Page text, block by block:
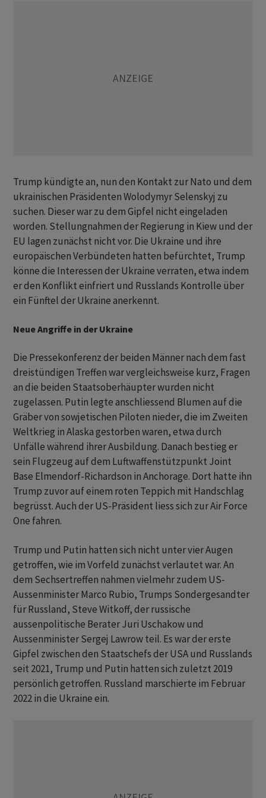
Trump kündigte an, nun den Kontakt zur Nato und dem
ukrainischen Präsidenten Wolodymyr Selenskyj zu
suchen. Dieser war zu dem Gipfel nicht eingeladen
worden. Stellungnahmen der Regierung in Kiew und der
EU lagen zunächst nicht vor. Die Ukraine und ihre
europäischen Verbündeten hatten befürchtet, Trump
könne die Interessen der Ukraine verraten, etwa indem
er den Konflikt einfriert und Russlands Kontrolle über
ein Fünftel der Ukraine anerkennt.
Neue Angriffe in der Ukraine
Die Pressekonferenz der beiden Männer nach dem fast
dreistündigen Treffen war vergleichsweise kurz, Fragen
an die beiden Staatsoberhäupter wurden nicht
zugelassen. Putin legte anschliessend Blumen auf die
Gräber von sowjetischen Piloten nieder, die im Zweiten
Weltkrieg in Alaska gestorben waren, etwa durch
Unfälle während ihrer Ausbildung. Danach bestieg er
sein Flugzeug auf dem Luftwaffenstützpunkt Joint
Base Elmendorf-Richardson in Anchorage. Dort hatte ihn
Trump zuvor auf einem roten Teppich mit Handschlag
begrüsst. Auch der US-Präsident liess sich zur Air Force
One fahren.
Trump und Putin hatten sich nicht unter vier Augen
getroffen, wie im Vorfeld zunächst verlautet war. An
dem Sechsertreffen nahmen vielmehr zudem US-
Aussenminister Marco Rubio, Trumps Sondergesandter
für Russland, Steve Witkoff, der russische
aussenpolitische Berater Juri Uschakow und
Aussenminister Sergej Lawrow teil. Es war der erste
Gipfel zwischen den Staatschefs der USA und Russlands
seit 2021, Trump und Putin hatten sich zuletzt 2019
persönlich getroffen. Russland marschierte im Februar
2022 in die Ukraine ein.